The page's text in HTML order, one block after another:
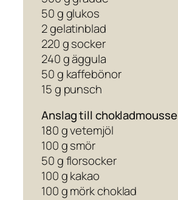
50 g glukos
2 gelatinblad
220 g socker
240 g äggula
50 g kaffebönor
15 g punsch
Anslag till chokladmousse
180 g vetemjöl
100 g smör
50 g florsocker
100 g kakao
100 g mörk choklad